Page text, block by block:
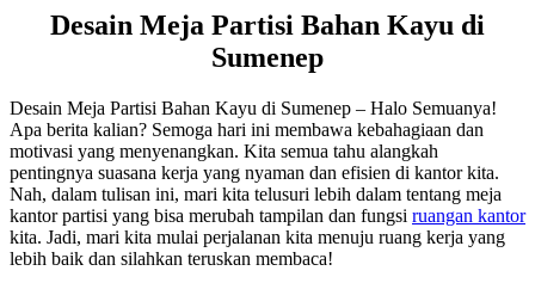
Desain Meja Partisi Bahan Kayu di
Sumenep
Desain Meja Partisi Bahan Kayu di Sumenep – Halo Semuanya!
Apa berita kalian? Semoga hari ini membawa kebahagiaan dan
motivasi yang menyenangkan. Kita semua tahu alangkah
pentingnya suasana kerja yang nyaman dan efisien di kantor kita.
Nah, dalam tulisan ini, mari kita telusuri lebih dalam tentang meja
kantor partisi yang bisa merubah tampilan dan fungsi ruangan kantor
kita. Jadi, mari kita mulai perjalanan kita menuju ruang kerja yang
lebih baik dan silahkan teruskan membaca!